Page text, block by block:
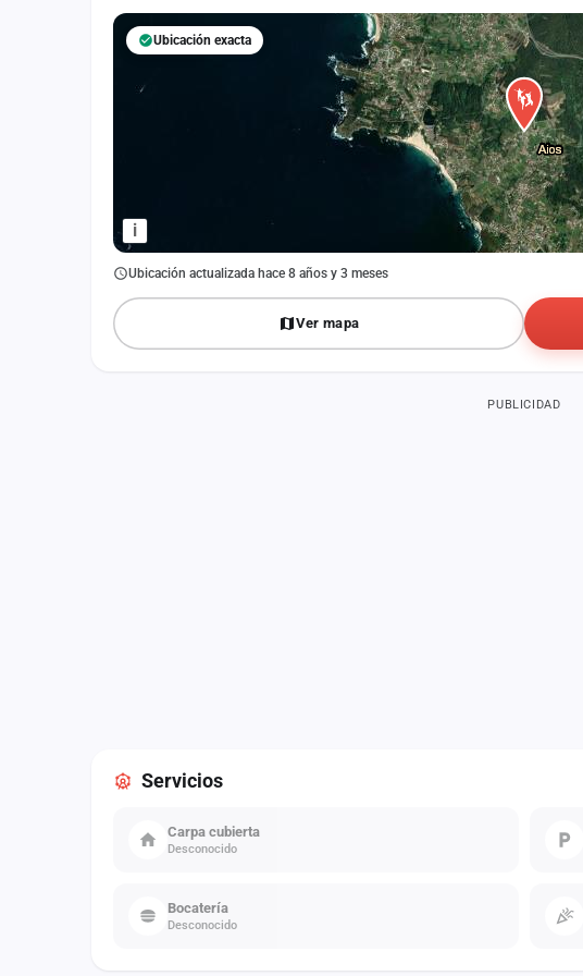
i
Ubicación exacta
Ubicación actualizada hace 8 años y 3 meses
Ver mapa
PUBLICIDAD
Servicios
Carpa cubierta
Desconocido
Bocatería
Desconocido
Iniciar sesión
Crear cuenta
Administración